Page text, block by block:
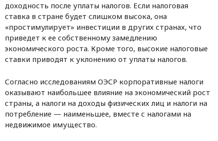
доходность после уплаты налогов. Если налоговая
ставка в стране будет слишком высока, она
«простимулирует» инвестиции в других странах, что
приведет к ее собственному замедлению
экономического роста. Кроме того, высокие налоговые
ставки приводят к уклонению от уплаты налогов.
Согласно исследованиям ОЭСР корпоративные налоги
оказывают наибольшее влияние на экономический рост
страны, а налоги на доходы физических лиц и налоги на
потребление — наименьшее, вместе с налогами на
недвижимое имущество.